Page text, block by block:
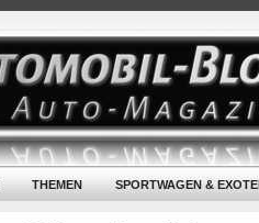
THEMEN SPORTWAGEN &